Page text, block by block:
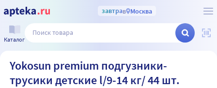
завтрав Москва
Каталог
Yokosun premium подгузники-
трусики детские l/9-14 кг/ 44 шт.